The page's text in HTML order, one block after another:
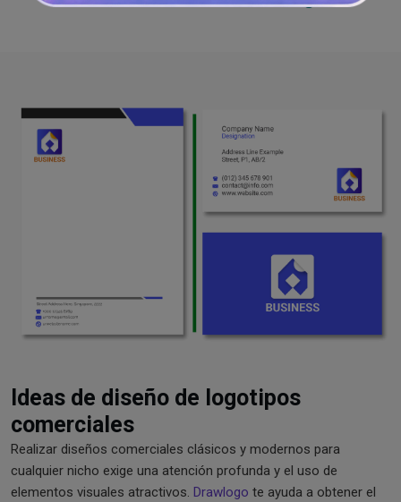
Ideas de diseño de logotipos
comerciales
Realizar diseños comerciales clásicos y modernos para
cualquier nicho exige una atención profunda y el uso de
elementos visuales atractivos. Drawlogo te ayuda a obtener el